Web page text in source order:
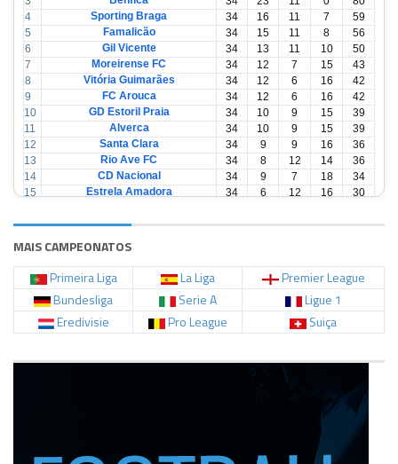
4
Sporting Braga 34 16 11 7
59
5
Famalicão 34 15 11 8
56
6
Gil Vicente 34 13 11 10
50
7
Moreirense FC 34 12 7 15
43
8
Vitória Guimarães 34 12 6 16
42
9
FC Arouca 34 12 6 16
42
10
GD Estoril Praia 34 10 9 15
39
11
Alverca 34 10 9 15
39
12
Santa Clara 34 9 9 16
36
13
Rio Ave FC 34 8 12 14
36
14
CD Nacional 34 9 7 18
34
15
Estrela Amadora 34 6 12 16
30
17
CD Tondela 34 6 10 18
28
18
MAIS CAMPEONATOS
Primeira Liga
La Liga
Premier League
Bundesliga
Serie A
Ligue 1
Eredivisie
Pro League Suiça